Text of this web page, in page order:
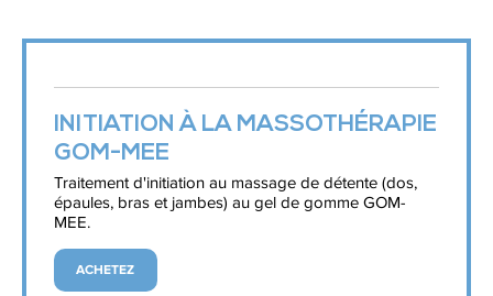
INITIATION À LA MASSOTHÉRAPIE
GOM-MEE
Traitement d'initiation au massage de détente (dos,
épaules, bras et jambes) au gel de gomme GOM-
MEE.
ACHETEZ